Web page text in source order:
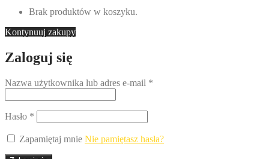
Brak produktów w koszyku.
Kontynuuj zakupy
Zaloguj się
Nazwa użytkownika lub adres e-mail *
Hasło *
Zapamiętaj mnie Nie pamiętasz hasła?